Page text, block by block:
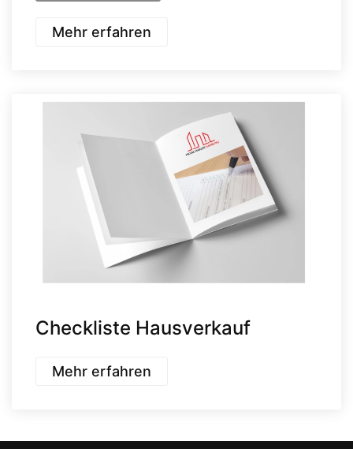
Mehr erfahren
Checkliste Hausverkauf
Mehr erfahren